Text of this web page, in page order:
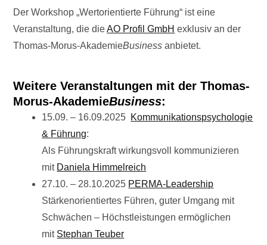
Der Workshop „Wertorientierte Führung“ ist eine
Veranstaltung, die dieAO Profil GmbH exklusiv an der
Thomas-Morus-AkademieBusiness anbietet.
Weitere Veranstaltungen mit der Thomas-
Morus-AkademieBusiness:
15.09. – 16.09.2025 Kommunikationspsychologie
& Führung:
Als Führungskraft wirkungsvoll kommunizieren
mit Daniela Himmelreich
27.10. – 28.10.2025 PERMA-Leadership
Stärkenorientiertes Führen, guter Umgang mit
Schwächen – Höchstleistungen ermöglichen
mit Stephan Teuber